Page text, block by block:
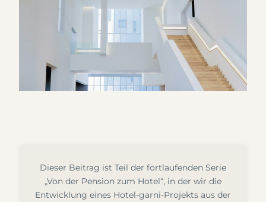
Dieser Beitrag ist Teil der fortlaufenden Serie
„Von der Pension zum Hotel“, in der wir die
Entwicklung eines Hotel-garni-Projekts aus der